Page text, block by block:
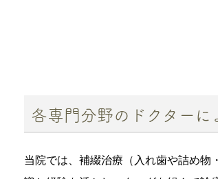
各専門分野のドクターに
当院では、補綴治療（入れ歯や詰め物